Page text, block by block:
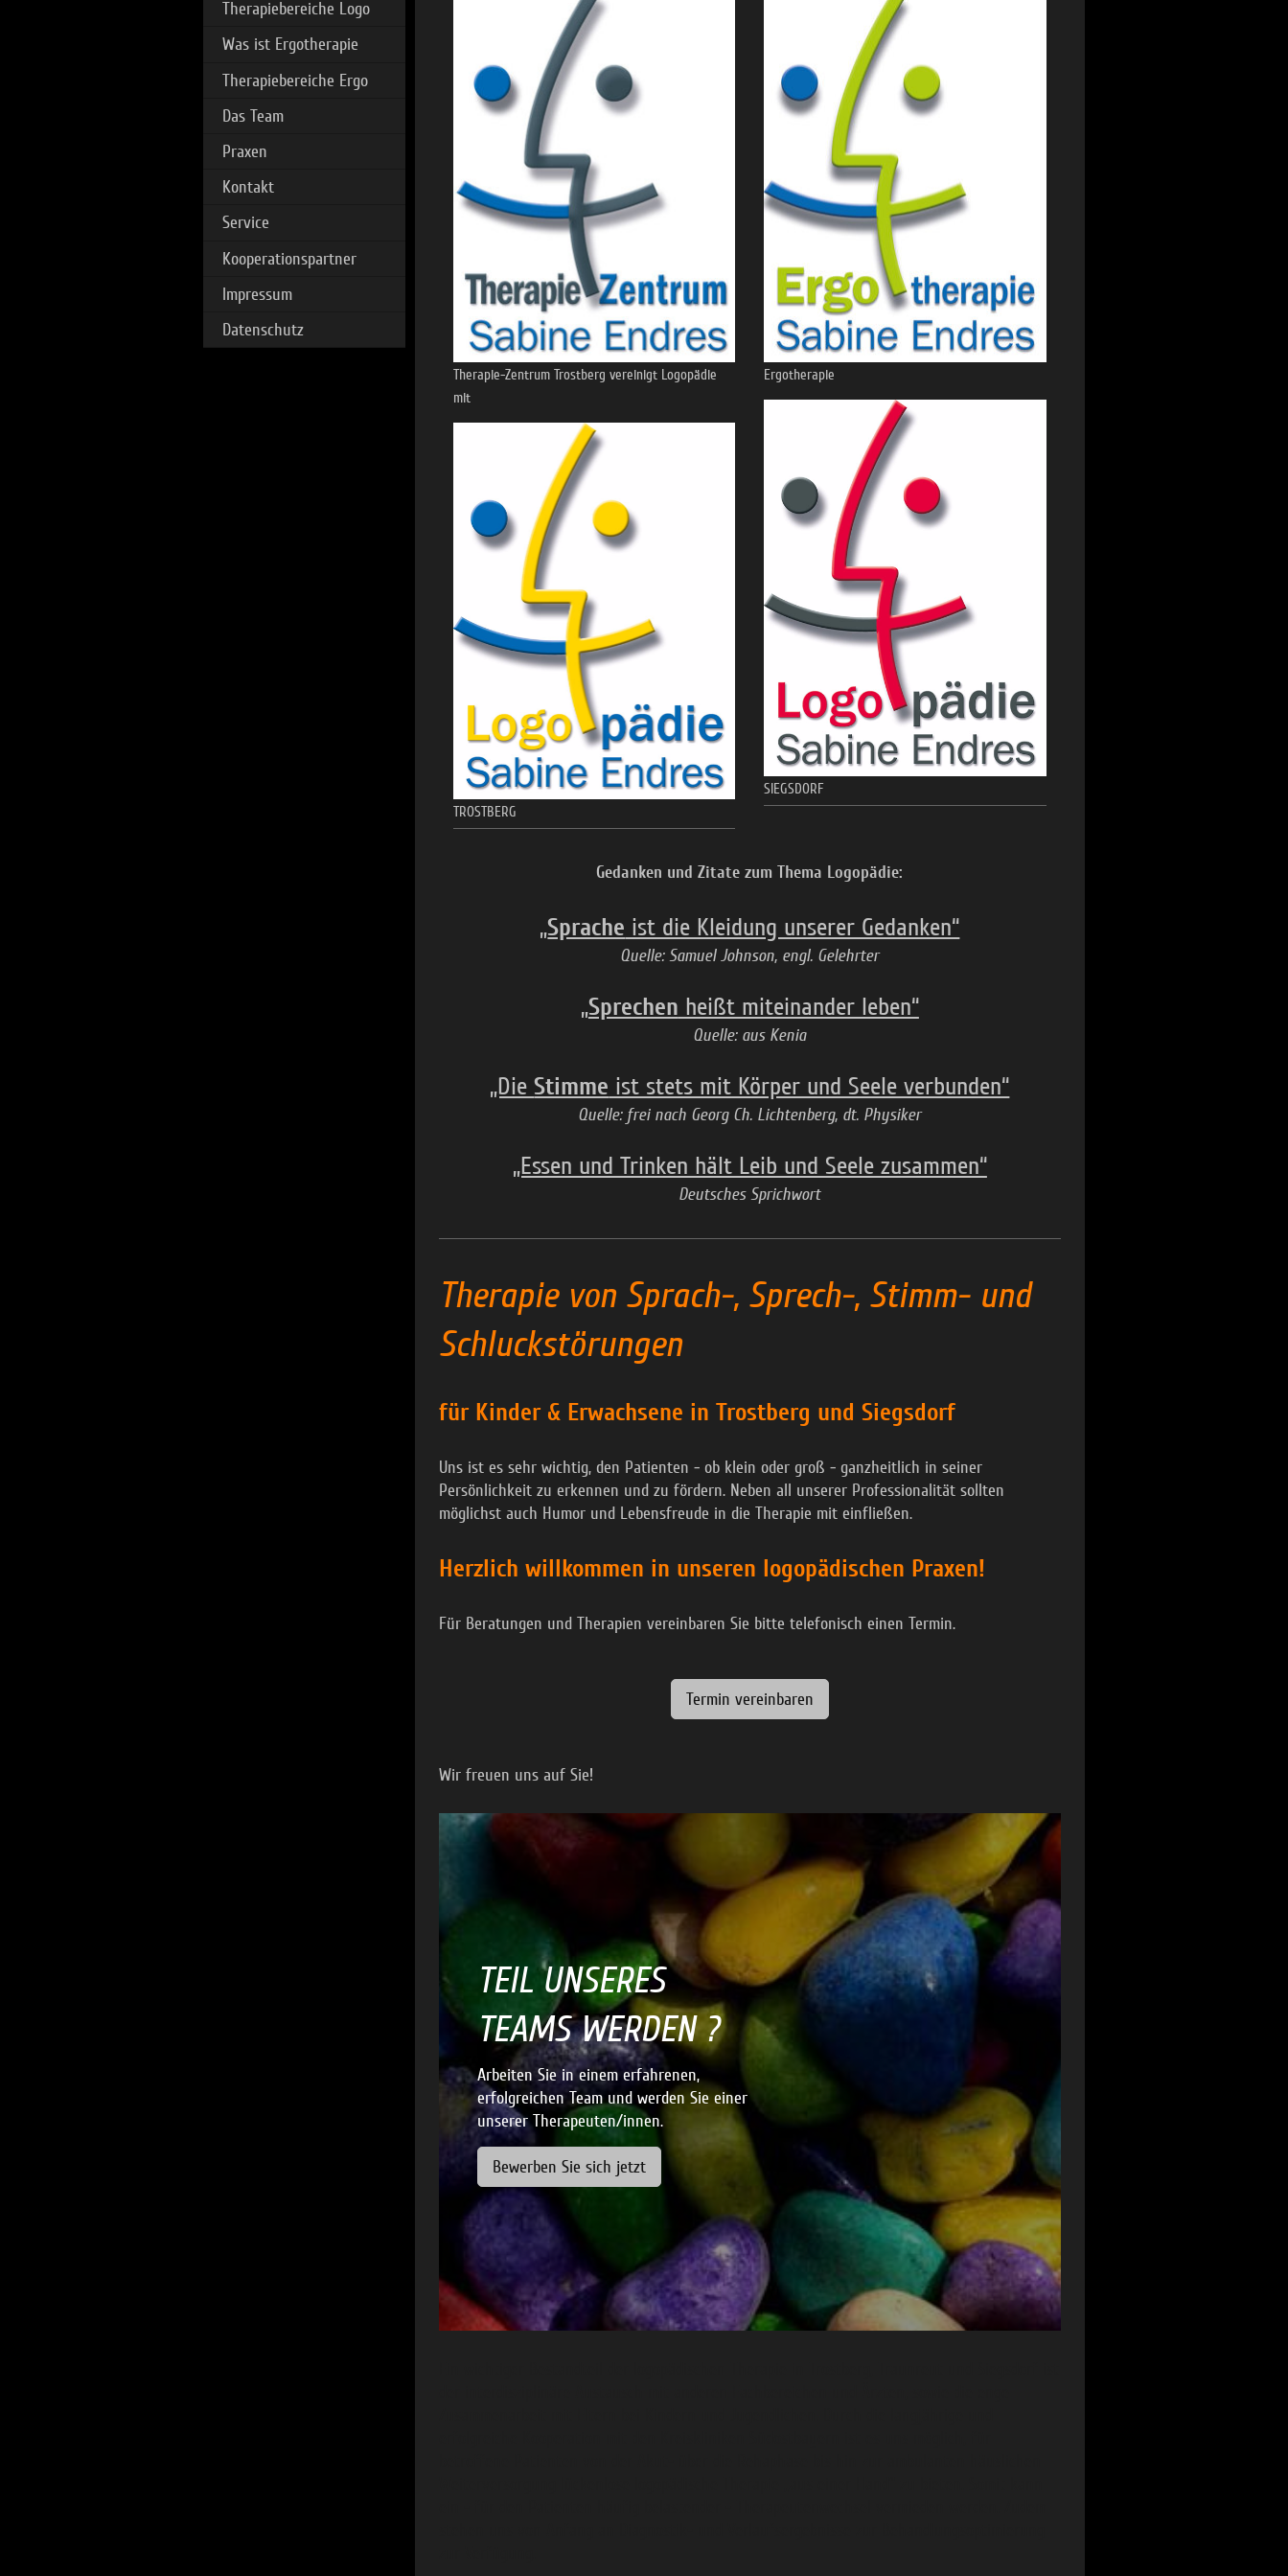
Therapiebereiche Logo
Was ist Ergotherapie
Therapiebereiche Ergo
Das Team
Praxen
Kontakt
Service
Kooperationspartner
Impressum
Datenschutz
Therapie-Zentrum Trostberg vereinigt Logopädie
mit
TROSTBERG
Ergotherapie
SIEGSDORF
Gedanken und Zitate zum Thema Logopädie:
„Sprache ist die Kleidung unserer Gedanken“
Quelle: Samuel Johnson, engl. Gelehrter
„Sprechen heißt miteinander leben“
Quelle: aus Kenia
„DieStimme ist stets mit Körper und Seele verbunden“
Quelle: frei nach Georg Ch. Lichtenberg, dt. Physiker
„Essen und Trinken hält Leib und Seele zusammen“
Deutsches Sprichwort
Therapie von Sprach-, Sprech-, Stimm- und
Schluckstörungen
für Kinder & Erwachsene in Trostberg und Siegsdorf
Uns ist es sehr wichtig, den Patienten - ob klein oder groß - ganzheitlich in seiner
Persönlichkeit zu erkennen und zu fördern. Neben all unserer Professionalität sollten
möglichst auch Humor und Lebensfreude in die Therapie mit einfließen.
Herzlich willkommen in unseren logopädischen Praxen!
Für Beratungen und Therapien vereinbaren Sie bitte telefonisch einen Termin.
Termin vereinbaren
Wir freuen uns auf Sie!
TEIL UNSERES
TEAMS WERDEN ?
Arbeiten Sie in einem erfahrenen,
erfolgreichen Team und werden Sie einer
unserer Therapeuten/innen.
Bewerben Sie sich jetzt